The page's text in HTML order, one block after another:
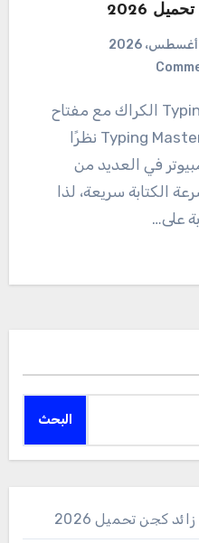
2026
التسجيل تحميل Typing Master Pro نظرًا
في العديد من
الكتابة سريعة، لذا
على…
البحث